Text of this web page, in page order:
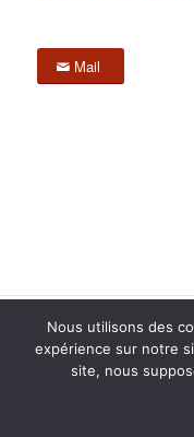
Mail
2015 anPad - Réalisation
Mentions Légales
Nous
Nous utilisons des
expérience sur notre
site, nous